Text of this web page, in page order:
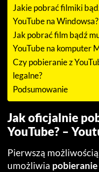
Jakie pobrać filmiki
YouTube na Windowsa?
Jak pobrać film bądź
YouTube na komputer
Czy pobieranie z
legalne?
Podsumowanie
Jak oficjalnie
YouTube? –
Pierwszą
umożliwia pobieranie